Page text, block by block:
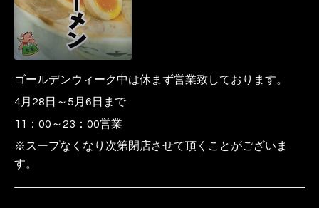
ゴールデンウィーク中は休まず営業致しております。
4月28日～5月6日まで
11：00～23：00営業
※スープなくなり次第閉店させて頂くことがございま
す。